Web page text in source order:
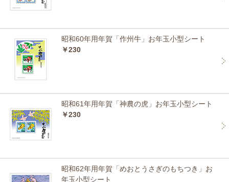
昭和60年用年賀「作州牛」お年玉小型シート
￥230
昭和61年用年賀「神農の虎」お年玉小型シート
￥230
昭和62年用年賀「めおとうさぎのもちつき」お
年玉小型シート